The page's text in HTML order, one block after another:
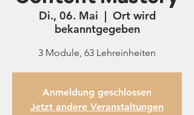
Di., 06. Mai
  |
Ort wird
bekanntgegeben
3 Module, 63 Lehreinheiten
Anmeldung geschlossen
Jetzt andere Veranstaltungen